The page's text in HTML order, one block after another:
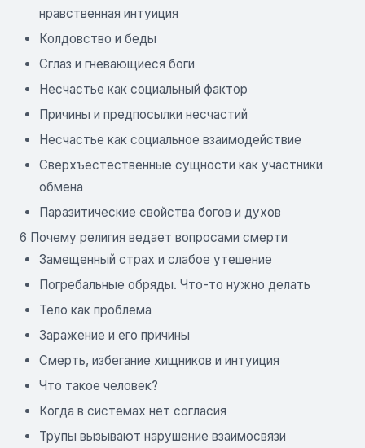
нравственная интуиция
Колдовство и беды
Сглаз и гневающиеся боги
Несчастье как социальный фактор
Причины и предпосылки несчастий
Несчастье как социальное взаимодействие
Сверхъестественные сущности как участники
обмена
Паразитические свойства богов и духов
6 Почему религия ведает вопросами смерти
Замещенный страх и слабое утешение
Погребальные обряды. Что-то нужно делать
Тело как проблема
Заражение и его причины
Смерть, избегание хищников и интуиция
Что такое человек?
Когда в системах нет согласия
Трупы вызывают нарушение взаимосвязи